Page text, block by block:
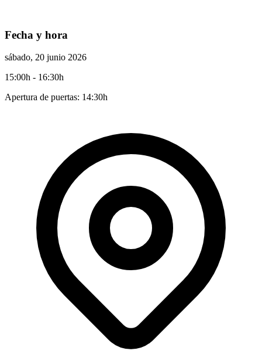
Fecha y hora
sábado, 20 junio 2026
15:00h - 16:30h
Apertura de puertas: 14:30h